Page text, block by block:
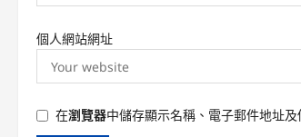
個人網站網址
在瀏覽器中儲存顯示名稱、電子郵件地址